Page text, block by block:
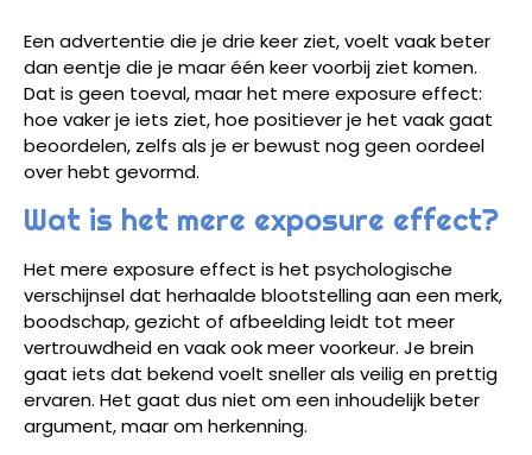
Een advertentie die je drie keer ziet, voelt vaak beter
dan eentje die je maar één keer voorbij ziet komen.
Dat is geen toeval, maar het mere exposure effect:
hoe vaker je iets ziet, hoe positiever je het vaak gaat
beoordelen, zelfs als je er bewust nog geen oordeel
over hebt gevormd.
Wat is het mere exposure effect?
Het mere exposure effect is het psychologische
verschijnsel dat herhaalde blootstelling aan een merk,
boodschap, gezicht of afbeelding leidt tot meer
vertrouwdheid en vaak ook meer voorkeur. Je brein
gaat iets dat bekend voelt sneller als veilig en prettig
ervaren. Het gaat dus niet om een inhoudelijk beter
argument, maar om herkenning.